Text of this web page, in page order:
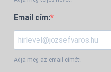
Email cím:
Adja meg az email címét!